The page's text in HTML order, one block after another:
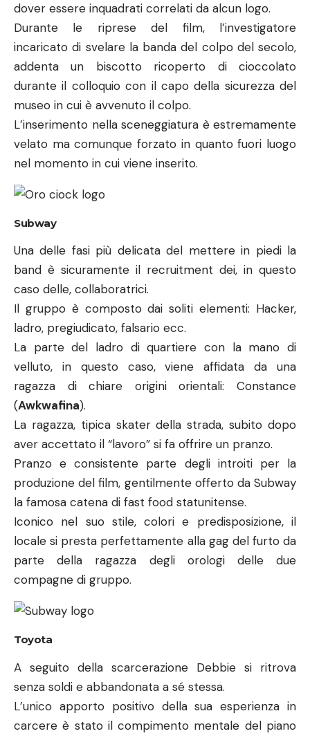
velato ma comunque forzato in quanto fuori luogo
nel momento in cui viene inserito.
Subway
Una delle fasi più delicata del mettere in piedi la
band è sicuramente il recruitment dei, in questo
caso delle, collaboratrici.
ladro, pregiudicato, falsario ecc.
velluto, in questo caso, viene affidata da una
ragazza di chiare origini orientali: Constance
(Awkwafina).
La ragazza, tipica skater della strada, subito dopo
aver accettato il “lavoro” si fa offrire un pranzo.
Pranzo e consistente parte degli introiti per la
produzione del film, gentilmente offerto da Subway
la famosa catena di fast food statunitense.
Iconico nel suo stile, colori e predisposizione, il
locale si presta perfettamente alla gag del furto da
parte della ragazza degli orologi delle due
compagne di gruppo.
Toyota
A seguito della scarcerazione Debbie si ritrova
senza soldi e abbandonata a sé stessa.
L’unico apporto positivo della sua esperienza in
carcere è stato il compimento mentale del piano
che sarà fulcro della pellicola.
reclusione si ripresenta a Lou, la sua amica più
fidata.
Questa scarrozza Debbie per la città e la scorta al
nuovo quartier generale a bordo del suopick up
marchiato Toyota. Pick up ripreso in primo piano